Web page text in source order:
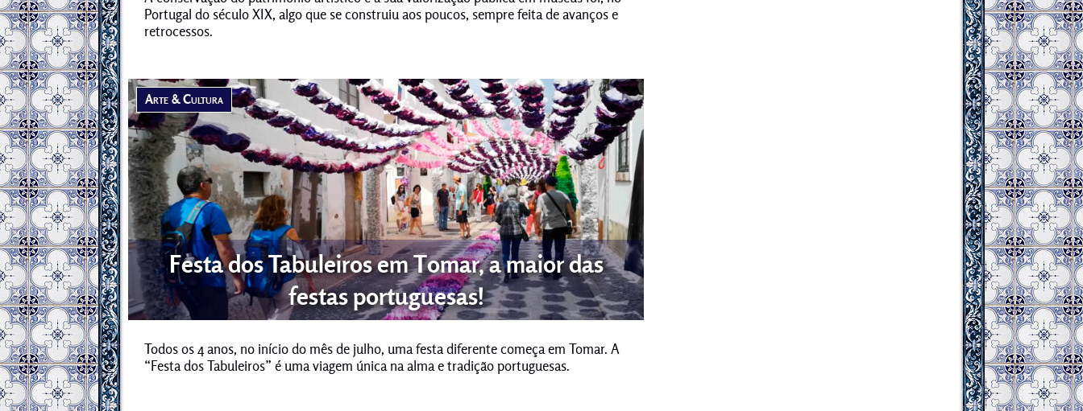
Portugal do século XIX, algo que se construiu aos poucos, sempre feita de avanços e
retrocessos.
Festa dos Tabuleiros em Tomar, a maior das
festas portuguesas!
Todos os 4 anos, no início do mês de julho, uma festa diferente começa em Tomar. A
“Festa dos Tabuleiros” é uma viagem única na alma e tradição portuguesas.
Arte & Cultura